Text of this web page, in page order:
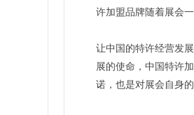
许加盟品牌随着展会
让中国的特许经营发
展的使命，中国特许
诺，也是对展会自身